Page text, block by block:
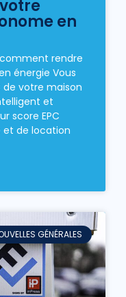
en
comment rendre
énergie Vous
de votre maison
et
score EPC
de location
GÉNÉRALES